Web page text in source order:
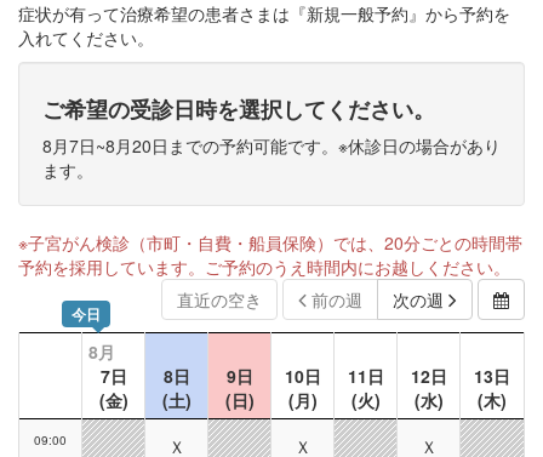
症状が有って治療希望の患者さまは『新規一般予約』から予約を
入れてください。
ご希望の受診日時を選択してください。
8月7日~8月20日までの予約可能です。※休診日の場合があり
ます。
※子宮がん検診（市町・自費・船員保険）では、20分ごとの時間帯
予約を採用しています。ご予約のうえ時間内にお越しください。
直近の空き
前の週 次の週
今日
8月
7日
(金)
8日
(土)
9日
(日)
10日
(月)
11日
(火)
12日
(水)
13日
(木)
09:00 Ｘ Ｘ Ｘ